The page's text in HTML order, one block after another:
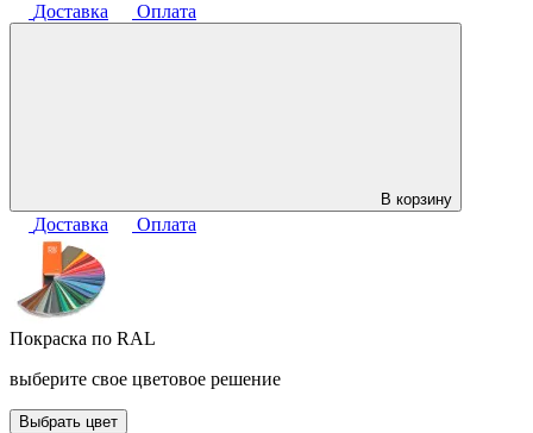
Доставка
Оплата
В корзину
Доставка Оплата
Покраска по RAL
выберите свое цветовое решение
Выбрать цвет